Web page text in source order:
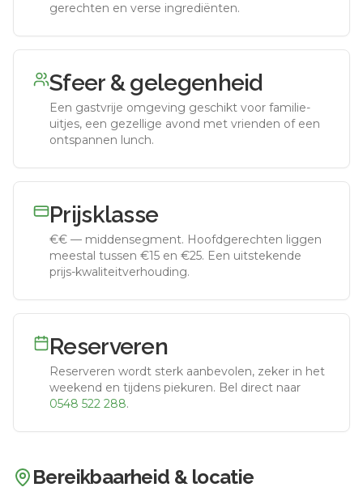
gerechten en verse ingrediënten.
Sfeer & gelegenheid
Een gastvrije omgeving geschikt voor familie-
uitjes, een gezellige avond met vrienden of een
ontspannen lunch.
Prijsklasse
€€ — middensegment. Hoofdgerechten liggen
meestal tussen €15 en €25. Een uitstekende
prijs-kwaliteitverhouding.
Reserveren
Reserveren wordt sterk aanbevolen, zeker in het
weekend en tijdens piekuren. Bel direct naar
0548 522 288.
Bereikbaarheid & locatie